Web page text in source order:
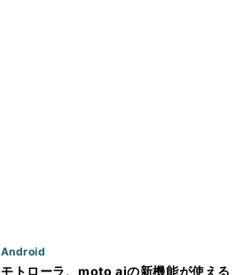
Android
モトローラ、moto aiの新機能が使える